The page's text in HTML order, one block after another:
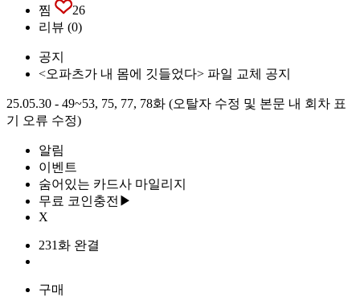
찜
26
리뷰 (0)
공지
<오파츠가 내 몸에 깃들었다> 파일 교체 공지
25.05.30 - 49~53, 75, 77, 78화 (오탈자 수정 및 본문 내 회차 표
기 오류 수정)
알림
이벤트
숨어있는 카드사 마일리지
무료 코인충전▶
X
231화 완결
구매